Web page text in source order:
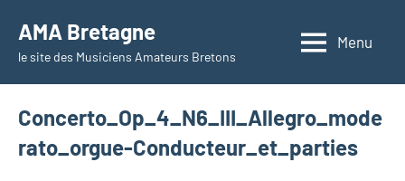
contenu
AMA Bretagne
le site des Musiciens Amateurs Bretons
Menu
Concerto_Op_4_N6_III_Allegro_mode
rato_orgue-Conducteur_et_parties